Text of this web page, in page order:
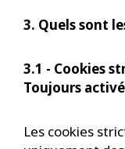
3. Quels sont
3.1 - Cookies
Toujours
Les cookies